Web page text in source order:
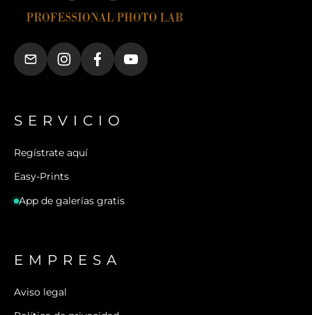
SERVICIO
Regístrate aquí
Easy-Prints
App de galerías gratis
EMPRESA
Aviso legal